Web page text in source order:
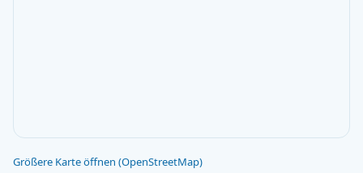
Größere Karte öffnen (OpenStreetMap)